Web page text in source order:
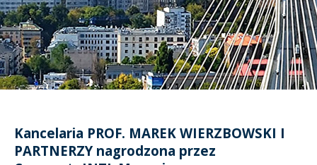
Kancelaria PROF. MAREK WIERZBOWSKI I
PARTNERZY nagrodzona przez